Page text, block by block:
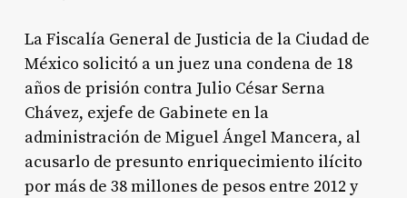
La Fiscalía General de Justicia de la Ciudad de
México solicitó a un juez una condena de 18
años de prisión contra Julio César Serna
Chávez, exjefe de Gabinete en la
administración de Miguel Ángel Mancera, al
acusarlo de presunto enriquecimiento ilícito
por más de 38 millones de pesos entre 2012 y